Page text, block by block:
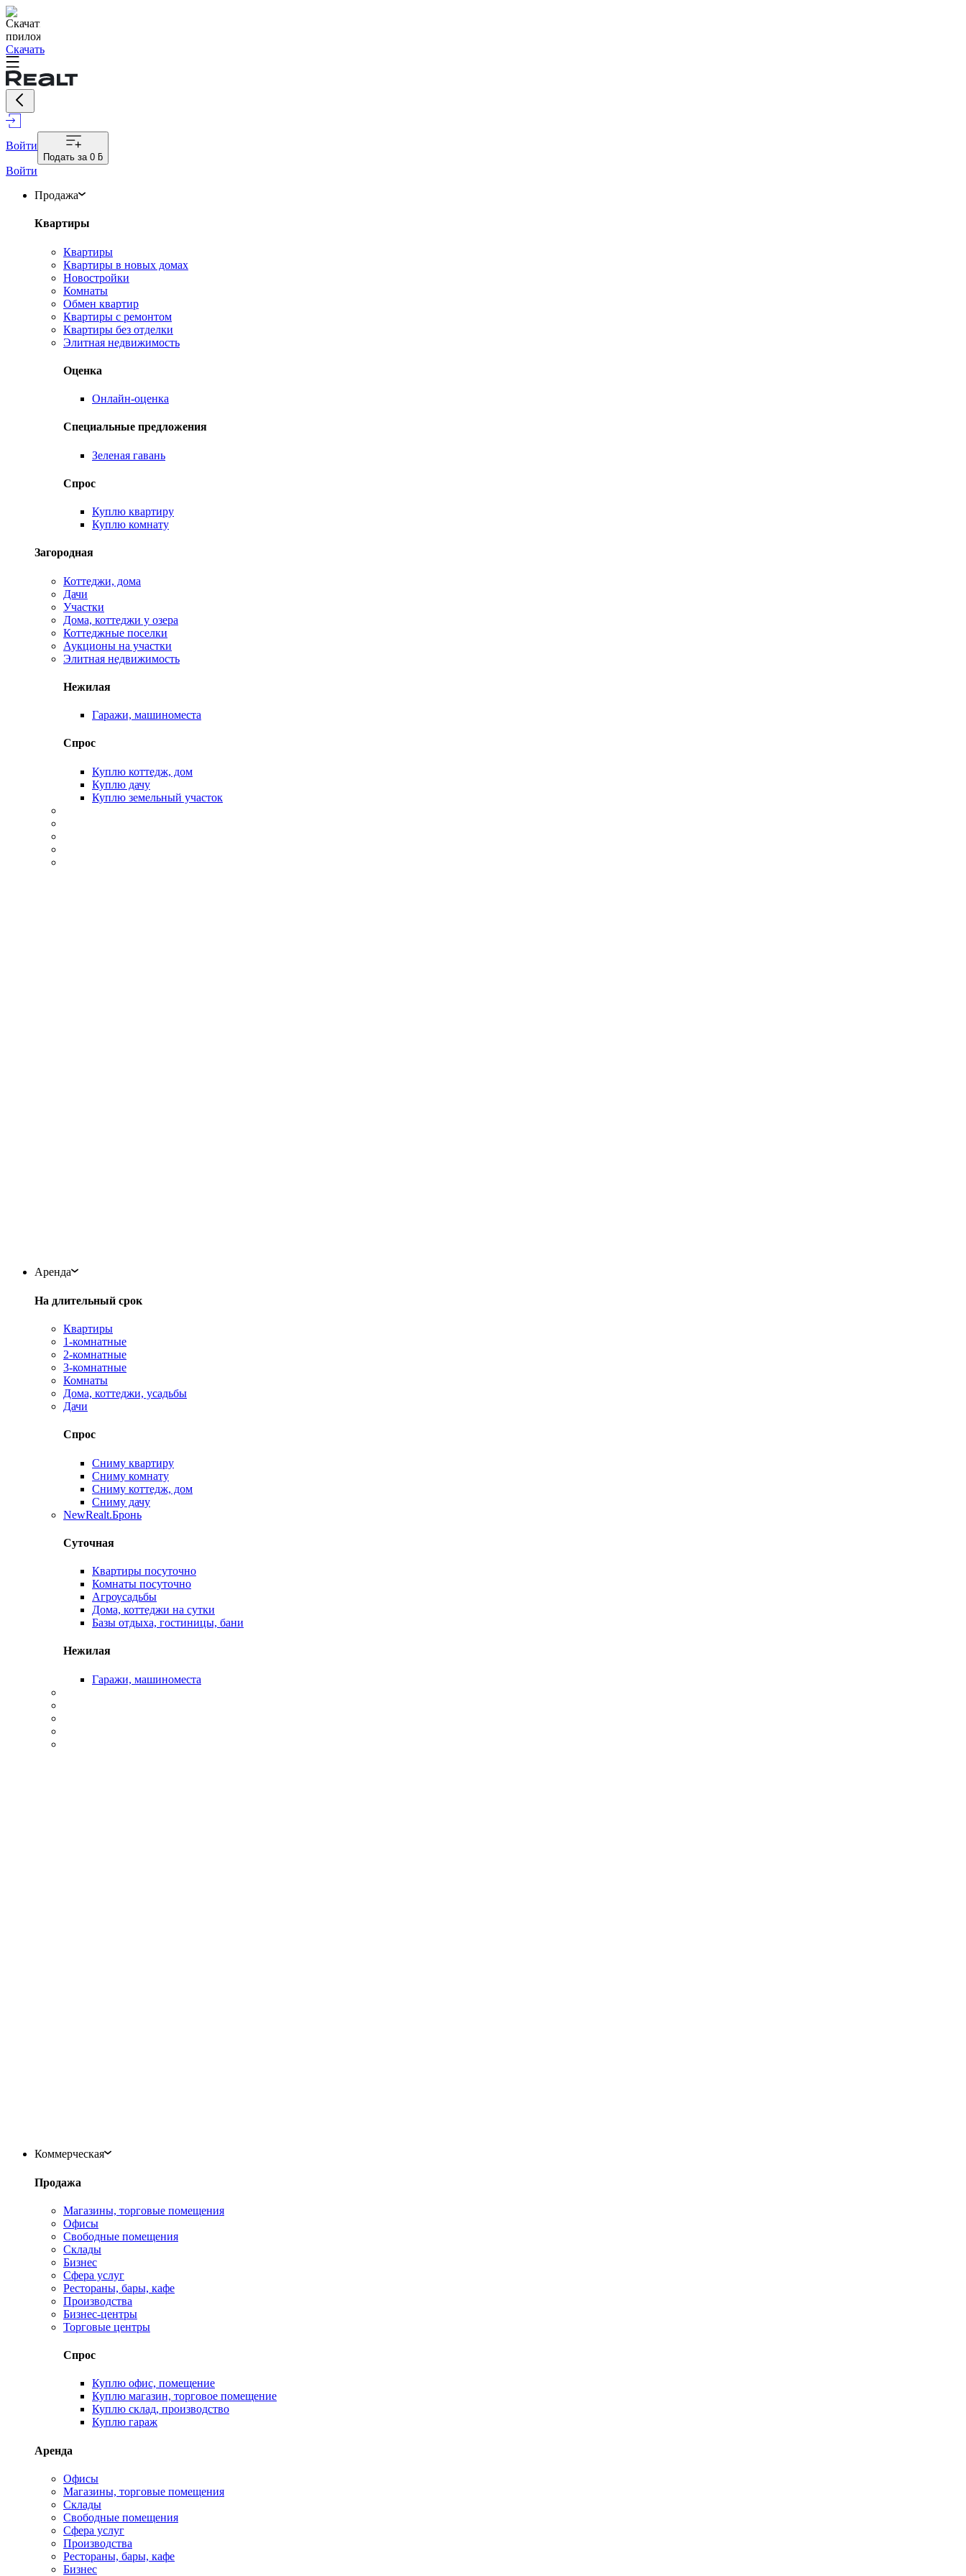
Скачать
Войти
Подать за 0 ƃ
Войти
Продажа
Квартиры
Квартиры
Квартиры в новых домах
Новостройки
Комнаты
Обмен квартир
Квартиры с ремонтом
Квартиры без отделки
Элитная недвижимость
Оценка
Онлайн-оценка
Специальные предложения
Зеленая гавань
Спрос
Куплю квартиру
Куплю комнату
Загородная
Коттеджи, дома
Дачи
Участки
Дома, коттеджи у озера
Коттеджные поселки
Аукционы на участки
Элитная недвижимость
Нежилая
Гаражи, машиноместа
Спрос
Куплю коттедж, дом
Куплю дачу
Куплю земельный участок
Аренда
На длительный срок
Квартиры
1-комнатные
2-комнатные
3-комнатные
Комнаты
Дома, коттеджи, усадьбы
Дачи
Спрос
Сниму квартиру
Сниму комнату
Сниму коттедж, дом
Сниму дачу
NewRealt.Бронь
Суточная
Квартиры посуточно
Комнаты посуточно
Агроусадьбы
Дома, коттеджи на сутки
Базы отдыха, гостиницы, бани
Нежилая
Гаражи, машиноместа
Коммерческая
Продажа
Магазины, торговые помещения
Офисы
Свободные помещения
Склады
Бизнес
Сфера услуг
Рестораны, бары, кафе
Производства
Бизнес-центры
Торговые центры
Спрос
Куплю офис, помещение
Куплю магазин, торговое помещение
Куплю склад, производство
Куплю гараж
Аренда
Офисы
Магазины, торговые помещения
Склады
Свободные помещения
Сфера услуг
Производства
Рестораны, бары, кафе
Бизнес